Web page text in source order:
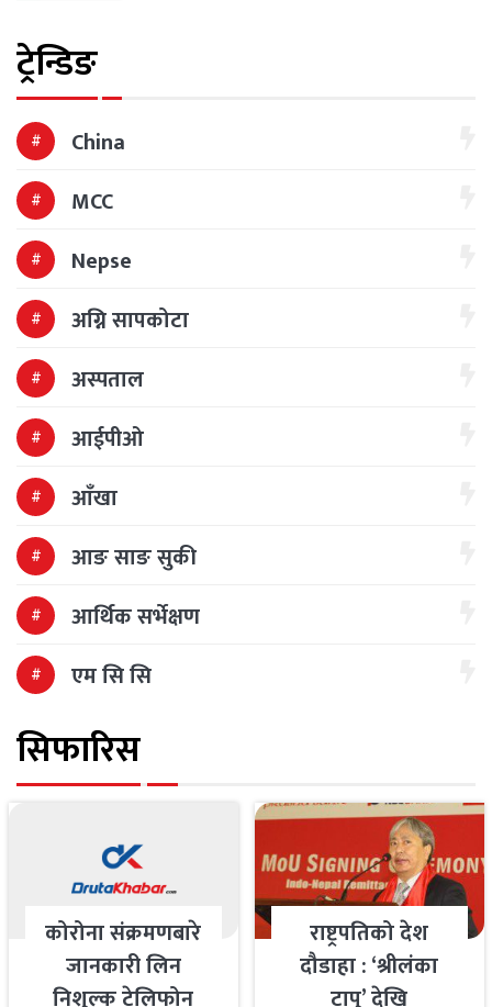
ट्रेन्डिङ
China
MCC
Nepse
अग्नि सापकोटा
अस्पताल
आईपीओ
आँखा
आङ साङ सुकी
आर्थिक सर्भेक्षण
एम सि सि
सिफारिस
कोरोना संक्रमणबारे
जानकारी लिन
निशुल्क टेलिफोन
राष्ट्रपतिको देश
दौडाहा : ‘श्रीलंका
टापु’ देखि